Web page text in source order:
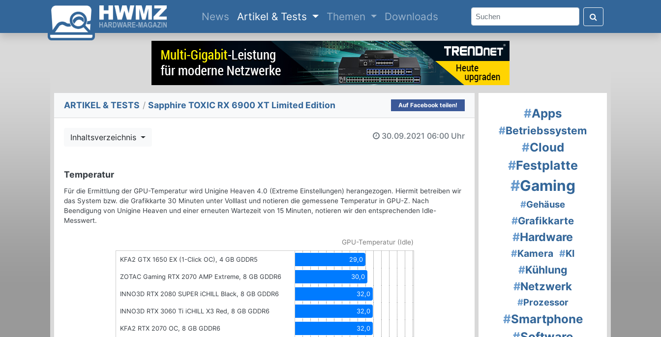
News(current)
Artikel & Tests Themen Downloads
ARTIKEL & TESTS / Sapphire TOXIC RX 6900 XT Limited Edition Auf Facebook teilen!
Inhaltsverzeichnis 30.09.2021 06:00 Uhr
Temperatur
Für die Ermittlung der GPU-Temperatur wird Unigine Heaven 4.0 (Extreme Einstellungen) herangezogen. Hiermit betreiben wir
das System bzw. die Grafikkarte 30 Minuten unter Volllast und notieren die gemessene Temperatur in GPU-Z. Nach
Beendigung von Unigine Heaven und einer erneuten Wartezeit von 15 Minuten, notieren wir den entsprechenden Idle-
Messwert.
GPU-Temperatur (Idle)
KFA2 GTX 1650 EX (1-Click OC), 4 GB GDDR5 29,0
ZOTAC Gaming RTX 2070 AMP Extreme, 8 GB GDDR6 30,0
INNO3D RTX 2080 SUPER iCHILL Black, 8 GB GDDR6 32,0
INNO3D RTX 3060 Ti iCHILL X3 Red, 8 GB GDDR6 32,0
KFA2 RTX 2070 OC, 8 GB GDDR6 32,0
#Apps
#Betriebssystem
#Cloud
#Festplatte
#Gaming
#Gehäuse
#Grafikkarte
#Hardware
#Kamera #KI
#Kühlung
#Netzwerk
#Prozessor
#Smartphone